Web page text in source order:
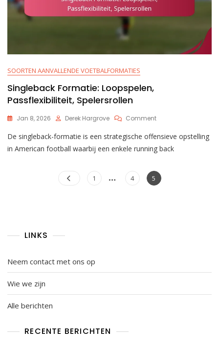
SOORTEN AANVALLENDE VOETBALFORMATIES
Singleback Formatie: Loopspelen,
Passflexibiliteit, Spelersrollen
Jan 8, 2026 Derek Hargrove CommentOn
Formatie:
Loopspelen,
Passflexibiliteit,
De singleback-formatie is een strategische offensieve opstelling
in American football waarbij een enkele running back
Posts
pagination
Page
1 … Page
4 Page
5
LINKS
Neem contact met ons op
Wie we zijn
Alle berichten
RECENTE BERICHTEN